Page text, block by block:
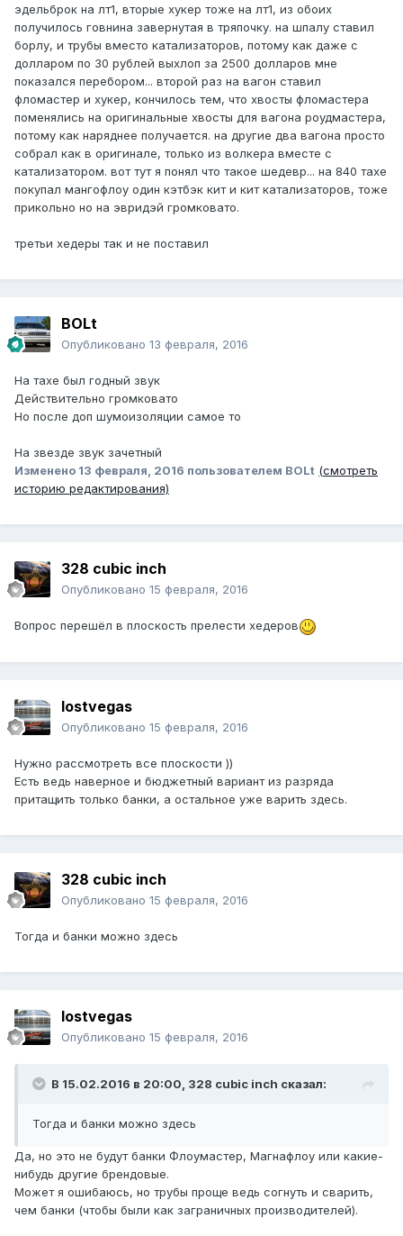
эдельброк на лт1, вторые хукер тоже на лт1, из обоих
получилось говнина завернутая в тряпочку. на шпалу ставил
борлу, и трубы вместо катализаторов, потому как даже с
долларом по 30 рублей выхлоп за 2500 долларов мне
показался перебором... второй раз на вагон ставил
фломастер и хукер, кончилось тем, что хвосты фломастера
поменялись на оригинальные хвосты для вагона роудмастера,
потому как наряднее получается. на другие два вагона просто
собрал как в оригинале, только из волкера вместе с
катализатором. вот тут я понял что такое шедевр... на 840 тахе
покупал мангофлоу один кэтбэк кит и кит катализаторов, тоже
прикольно но на эвридэй громковато.
третьи хедеры так и не поставил
BOLt
Опубликовано 13 февраля, 2016
На тахе был годный звук
Действительно громковато
Но после доп шумоизоляции самое то
На звезде звук зачетный
Изменено 13 февраля, 2016 пользователем BOLt (смотреть
историю редактирования)
328 cubic inch
Опубликовано 15 февраля, 2016
Вопрос перешёл в плоскость прелести хедеров
lostvegas
Опубликовано 15 февраля, 2016
Нужно рассмотреть все плоскости ))
Есть ведь наверное и бюджетный вариант из разряда
притащить только банки, а остальное уже варить здесь.
328 cubic inch
Опубликовано 15 февраля, 2016
Тогда и банки можно здесь
lostvegas
Опубликовано 15 февраля, 2016
В 15.02.2016 в 20:00, 328 cubic inch сказал:
Тогда и банки можно здесь
Да, но это не будут банки Флоумастер, Магнафлоу или какие-
нибудь другие брендовые.
Может я ошибаюсь, но трубы проще ведь согнуть и сварить,
чем банки (чтобы были как заграничных производителей).